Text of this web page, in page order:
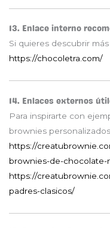
13. Enlace interno
Si quieres descubrir
https://chocoletra.com/
14. Enlaces externos
Para inspirarte con
brownies
https://
brownies-de-chocolate-
https://
padres-clasicos/